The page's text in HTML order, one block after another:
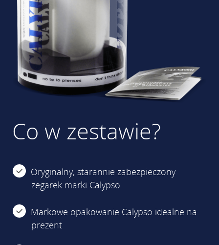
Co w zestawie?
Oryginalny, starannie zabezpieczony
zegarek marki Calypso
Markowe opakowanie Calypso idealne na
prezent